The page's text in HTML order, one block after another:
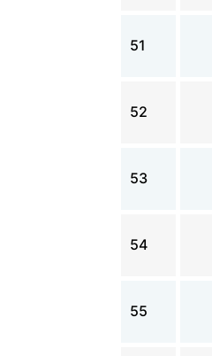
51
52
53
54
55